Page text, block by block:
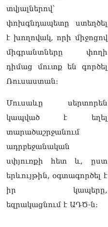
տվյալներով՝
փոխգնդապետը ստեղծել
է խողովակ, որի միջոցով
միգրանտները փողի
դիմաց մուտք են գործել
Ռուսաստան։
Մուսաևը սերտորեն
կապված է եղել
տարածաշրջանում
ադրբեջանական
սփյուռքի հետ և, ըստ
երևույթին, օգտագործել է
իր կապերը,
եզրակացնում է ԱԴԾ-ն։